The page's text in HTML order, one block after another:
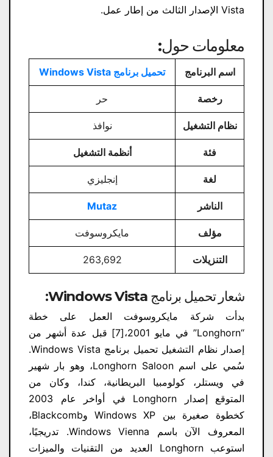
Vista الإصدار الثالث من إطار عمل.
معلومات حول:
اسم البرنامج تحميل برنامج Windows Vista
رخصة حر
نظام التشغيل نوافذ
فئة أنظمة التشغيل
لغة إنجليزي
الناشر Mutaz
مؤلف مايكروسوفت
التنزيلات 263,692
شعار تحميل برنامج Windows Vista:
بدأت شركة مايكروسوفت العمل على خطة
“Longhorn” في مايو 2001،[7] قبل عدة أشهر من
إصدار نظام التشغيل تحميل برنامج Windows Vista.
سُمي على اسم Longhorn Saloon، وهو بار شهير
في ويستلر، كولومبيا البريطانية، كندا، وكان من
المتوقع إصدار Longhorn في أواخر عام 2003
كخطوة صغيرة بين Windows XP وBlackcomb،
المعروف الآن باسم Windows Vienna. تدريجيًا،
استوعب Longhorn العديد من التقنيات والميزات